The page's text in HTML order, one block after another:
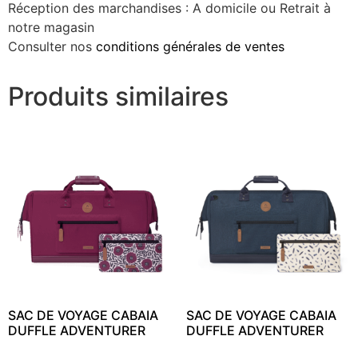
Réception des marchandises : A domicile ou Retrait à
notre magasin
Consulter nos conditions générales de ventes
Produits similaires
SAC DE VOYAGE CABAIA
DUFFLE ADVENTURER
SAC DE VOYAGE CABAIA
DUFFLE ADVENTURER